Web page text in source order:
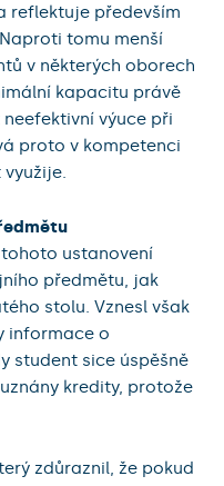
reflektuje především
tomu menší
v některých oborech
kapacitu právě
výuce při
proto v kompetenci
ustanovení
předmětu, jak
stolu. Vznesl však
informace o
student sice úspěšně
kredity, protože
zdůraznil, že pokud